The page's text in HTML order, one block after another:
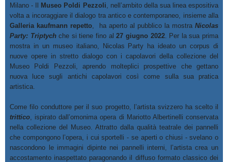
Milano - Il Museo Poldi Pezzoli , nell’ambito della sua linea espositiva
volta a incoraggiare il dialogo tra antico e contemporaneo, insieme alla
Galleria kaufmann repetto , ha aperto al pubblico la mostra Nicolas
Party: Triptychche si tiene fino al 27 giugno 2022. Per la sua prima
mostra in un museo italiano, Nicolas Party ha ideato un corpus di
nuove opere in stretto dialogo con i capolavori della collezione del
Museo Poldi Pezzoli, aprendo molteplici prospettive che gettano
nuova luce sugli antichi capolavori così come sulla sua pratica
artistica.
Come filo conduttore per il suo progetto, l’artista svizzero ha scelto il
trittico , ispirato dall’omonima opera di Mariotto Albertinelli conservata
nella collezione del Museo. Attratto dalla qualità teatrale dei pannelli
che compongono l’opera, i cui sportelli - se aperti o chiusi - svelano o
nascondono le immagini dipinte nei pannelli interni, l’artista crea un
accostamento inaspettato paragonando il diffuso formato classico dei